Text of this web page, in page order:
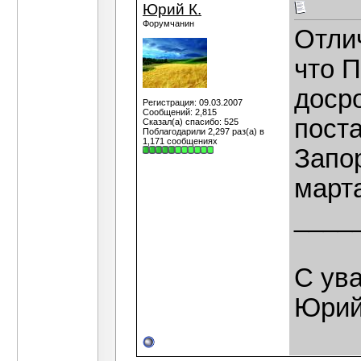
Юрий К.
Форумчанин
Регистрация: 09.03.2007
Сообщений: 2,815
Сказал(а) спасибо: 525
Поблагодарили 2,297 раз(а) в
1,171 сообщениях
что
С